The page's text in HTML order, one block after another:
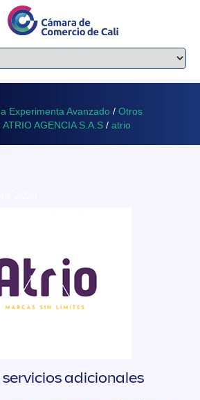
Experimenta Avanzado / Otros
ATRIO AGENCIA S.A.S / atrio
adicionales